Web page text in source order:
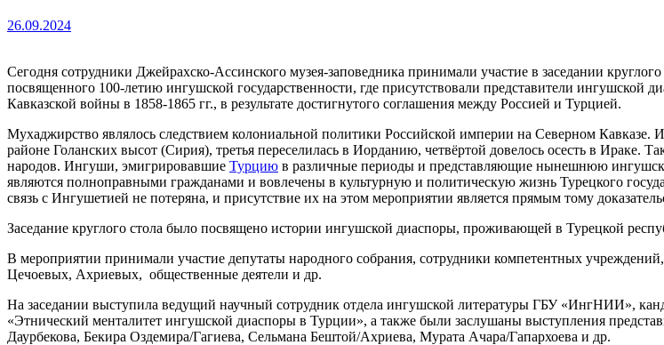
26.09.2024
Сегодня сотрудники Джейрахско-Ассинского музея-заповедника принимали участие в заседании
посвященного 100-летию ингушской государственности, где присутствовали представители
Кавказской войны в 1858-1865 гг., в результате достигнутого соглашения между Россией и Турцией.
Мухаджирство являлось следствием колониальной политики Российской империи на Северном Кавказе.
районе Голанских высот (Сирия), третья переселилась в Иорданию, четвёртой довелось осесть в Ираке.
народов. Ингуши, эмигрировавшие Турцию в различные периоды и представляющие нынешнюю
являются полноправными гражданами и вовлечены в культурную и политическую жизнь Турецкого
связь с Ингушетией не потеряна, и присутствие их на этом мероприятии является прямым тому
Заседание круглого стола было посвящено истории ингушской диаспоры, проживающей в Турецкой
В мероприятии принимали участие депутаты народного собрания, сотрудники компетентных
Цечоевых, Ахриевых, общественные деятели и др.
На заседании выступила ведущий научный сотрудник отдела ингушской литературы ГБУ «ИнгНИИ»,
«Этнический менталитет ингушской диаспоры в Турции», а также были заслушаны выступления
Даурбекова, Бекира Оздемира/Гагиева, Сельмана Бештой/Ахриева, Мурата Ачара/Гапархоева и др.